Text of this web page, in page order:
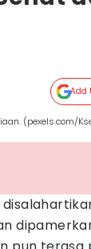
Add
(pexels.com/